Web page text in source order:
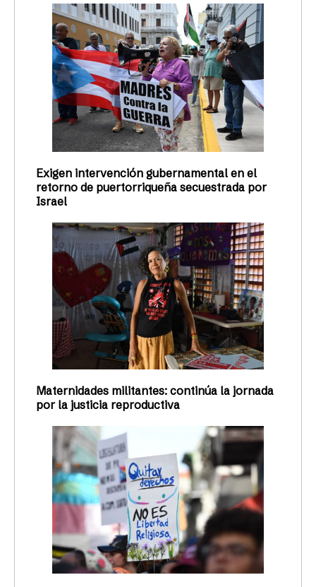
Exigen intervención gubernamental en el
retorno de puertorriqueña secuestrada por
Israel
Maternidades militantes: continúa la jornada
por la justicia reproductiva